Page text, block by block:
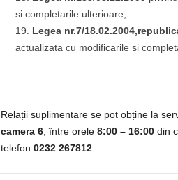
si completarile ulterioare;
Legea nr.7/
actualizata cu modificarile si
Relații suplimentare se pot obține la
camera 6 , între orele 8:00 – 16:00 din
telefon 0232 267812